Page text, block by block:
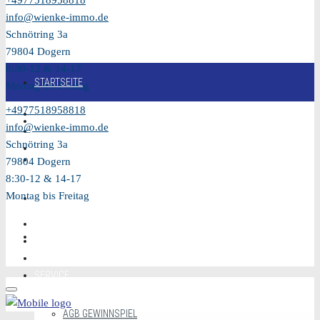
info@wienke-immo.de
Schnötring 3a
79804 Dogern
8:30-12 & 14-17
Montag bis Freitag
STARTSEITE
VERKAUFEN
MIETEN
AGB GEWINNSPIEL
+4977518958818
info@wienke-immo.de
Schnötring 3a
79804 Dogern
8:30-12 & 14-17
Montag bis Freitag